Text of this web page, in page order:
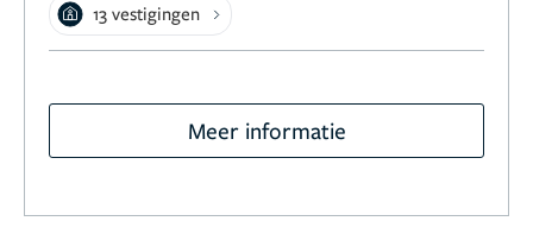
13 vestigingen
Meer informatie